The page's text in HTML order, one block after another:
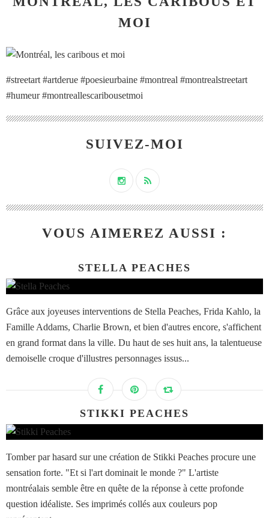
MOI
#streetart #artderue #poesieurbaine #montreal #montrealstreetart
#humeur #montreallescaribousetmoi
SUIVEZ-MOI
VOUS AIMEREZ AUSSI :
STELLA PEACHES
Grâce aux joyeuses interventions de Stella Peaches, Frida Kahlo, la
Famille Addams, Charlie Brown, et bien d'autres encore, s'affichent
en grand format dans la ville. Du haut de ses huit ans, la talentueuse
demoiselle croque d'illustres personnages issus...
STIKKI PEACHES
Tomber par hasard sur une création de Stikki Peaches procure une
sensation forte. "Et si l'art dominait le monde ?" L'artiste
montréalais semble être en quête de la réponse à cette profonde
question idéaliste. Ses imprimés collés aux couleurs pop